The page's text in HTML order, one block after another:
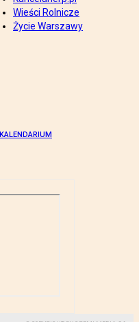
Wieści Rolnicze
Życie Warszawy
KALENDARIUM